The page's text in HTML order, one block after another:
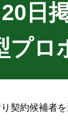
20日
プロ
契約候補者